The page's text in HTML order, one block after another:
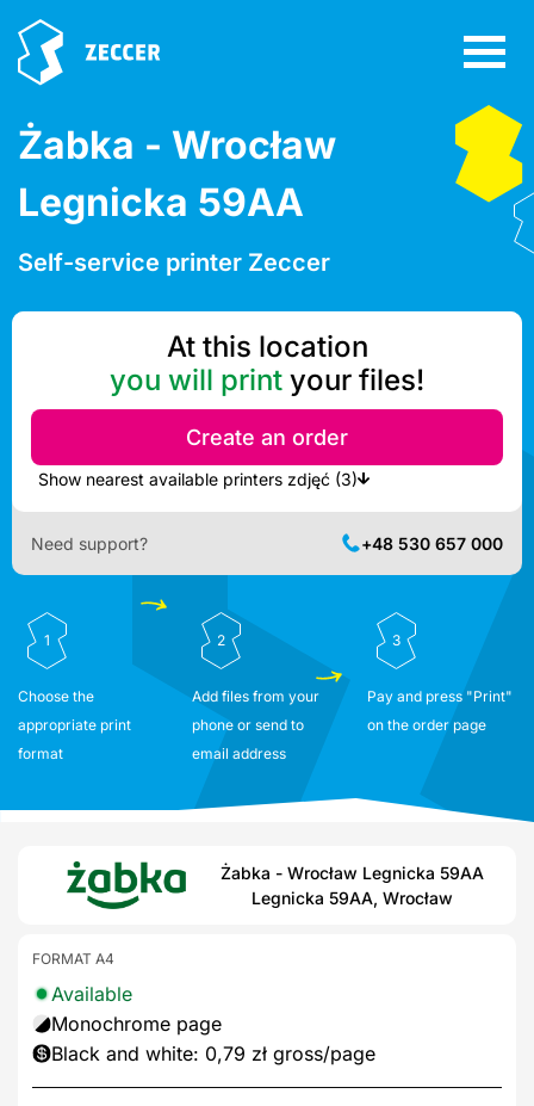
Żabka - Wrocław
Legnicka 59AA
Self-service printer Zeccer
At this location
you will print your files!
Create an order
Show nearest available printers zdjęć (3)
Need support? +48 530 657 000
1
Choose the
appropriate print
format
2
Add files from your
phone or send to
email address
3
Pay and press "Print"
on the order page
Żabka - Wrocław Legnicka 59AA
Legnicka 59AA, Wrocław
FORMAT A4
Available
Monochrome page
Black and white: 0,79 zł gross/page